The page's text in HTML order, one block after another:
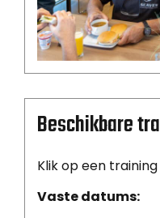
Beschikbare
Klik op een
Vaste datums: